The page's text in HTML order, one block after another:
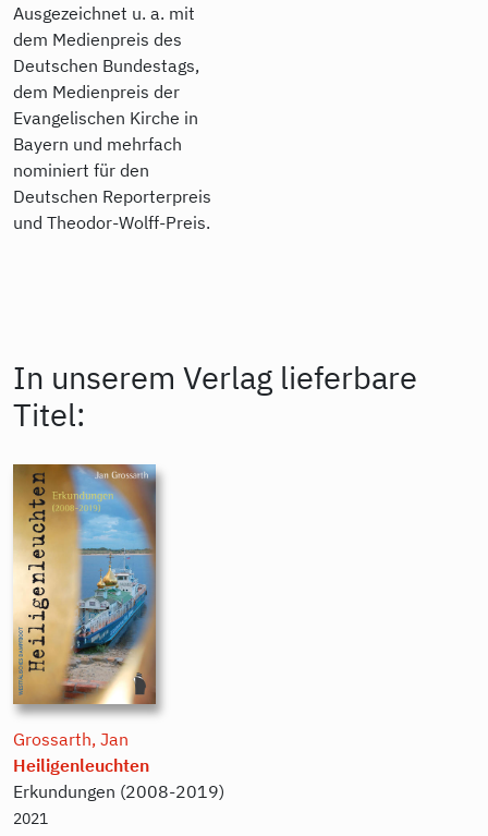
Ausgezeichnet u. a. mit
dem Medienpreis des
Deutschen Bundestags,
dem Medienpreis der
Evangelischen Kirche in
Bayern und mehrfach
nominiert für den
Deutschen Reporterpreis
und Theodor-Wolff-Preis.
In unserem Verlag lieferbare
Titel:
Grossarth, Jan
Heiligenleuchten
Erkundungen (2008-2019)
2021